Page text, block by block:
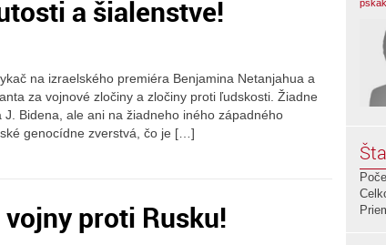
a šialenstve!
na izraelského premiéra Benjamina Netanjahua a
za vojnové zločiny a zločiny proti ľudskosti. Žiadne
Bidena, ale ani na žiadneho iného západného
genocídne zverstvá, čo je […]
proti Rusku!